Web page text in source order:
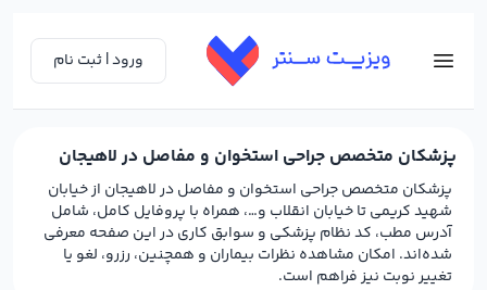
ورود | ثبت نام
پزشکان متخصص جراحی استخوان و مفاصل در لاهیجان
پزشکان متخصص جراحی استخوان و مفاصل در لاهیجان از خیابان
شهید کریمی تا خیابان انقلاب و…، همراه با پروفایل کامل، شامل
آدرس مطب، کد نظام پزشکی و سوابق کاری در این صفحه معرفی
شده‌اند. امکان مشاهده نظرات بیماران و همچنین، رزرو، لغو یا
تغییر نوبت نیز فراهم است.